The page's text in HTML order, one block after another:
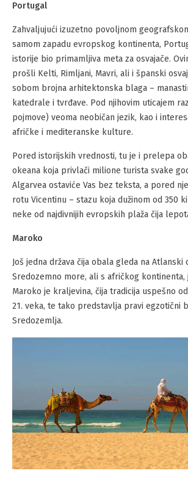
Portugal
Zahvaljujući izuzetno povoljnom
samom zapadu evropskog kontinenta,
istorije bio primamljiva meta za osvajače.
prošli Kelti, Rimljani, Mavri, ali i španski
sobom brojna arhitektonska blaga –
katedrale i tvrđave. Pod njihovim uticajem
pojmove) veoma neobičan jezik, kao i
afričke i mediteranske kulture.
Pored istorijskih vrednosti, tu je i prelepa
okeana koja privlači milione turista svake
Algarvea ostaviće Vas bez teksta, a pored
rotu Vicentinu – stazu koja dužinom od 350
neke od najdivnijih evropskih plaža čija
Maroko
Još jedna država čija obala gleda na Atlanski
Sredozemno more, ali s afričkog kontinenta,
Maroko je kraljevina, čija tradicija uspešno
21. veka, te tako predstavlja pravi egzotični
Sredozemlja.